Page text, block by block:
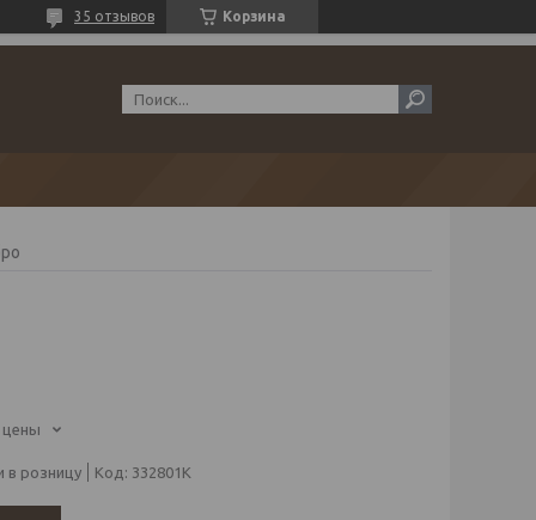
Корзина
35 отзывов
цены
в розницу Код: 332801К